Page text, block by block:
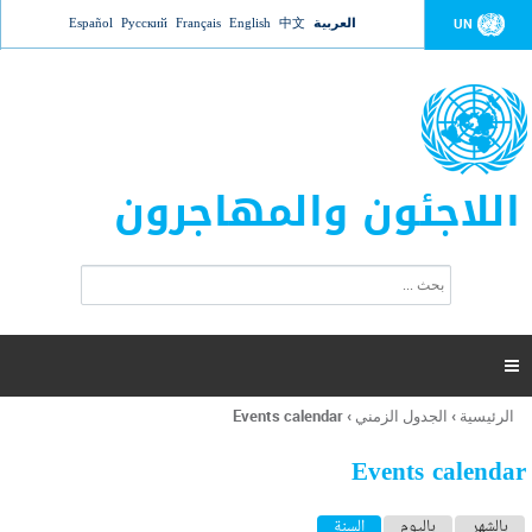
Jump to navigation UN العربية 中文
English
Français
Русский
Español
اللاجئون والمهاجرون
ت
ر
ل
ح
ب

أنت
هنا
الرئيسية › الجدول الزمني ›
Events calendar
Events calendar